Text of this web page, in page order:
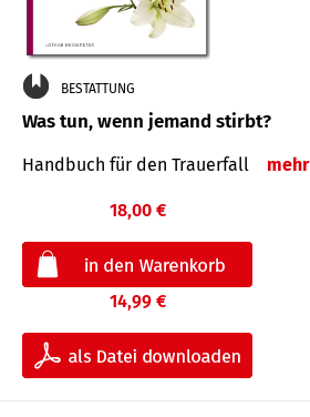
BESTATTUNG
Was tun, wenn jemand stirbt?
Handbuch für den Trauerfall mehr
18,00 €
14,99 €